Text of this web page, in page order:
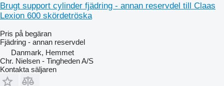
Brugt support cylinder fjädring - annan reservdel till Claas
Lexion 600 skördetröska
Pris på begäran
Fjädring - annan reservdel
Danmark, Hemmet
Chr. Nielsen - Tingheden A/S
Kontakta säljaren